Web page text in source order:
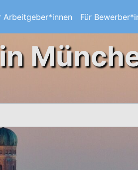
Arbeitgeber*innen Für